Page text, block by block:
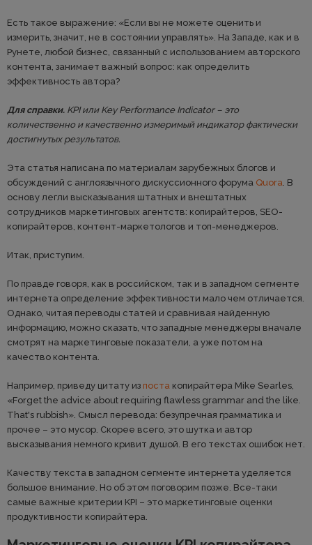
Есть такое выражение: «Если вы не можете оценить и
измерить, значит, не в состоянии управлять». На Западе, как и в
Рунете, любой бизнес, связанный с использованием авторского
контента, занимает важный вопрос: как определить
эффективность автора?
Для справки. KPI или Key Performance Indicator – это
количественно и качественно измеримый индикатор фактически
достигнутых результатов.
Эта статья написана по материалам зарубежных блогов и
обсуждений с англоязычного дискуссионного форума Quora. В
основу легли высказывания штатных и внештатных
сотрудников маркетинговых агентств: копирайтеров, SEO-
копирайтеров, контент-маркетологов и топ-менеджеров.
Итак, приступим.
По правде говоря, как в российском, так и в западном сегменте
интернета определение эффективности мало чем отличается.
Однако, читая переводы статей и сравнивая найденную
информацию, можно сказать, что западные менеджеры вначале
смотрят на маркетинговые показатели, а уже потом на
качество контента.
Например, приведу цитату из поста копирайтера Mike Searles,
«Forget the advice about requiring flawless grammar and the like.
That's rubbish». Смысл перевода: безупречная грамматика и
прочее – это мусор. Скорее всего, это шутка и автор
высказывания немного кривит душой. В его текстах ошибок нет.
Качеству текста в западном сегменте интернета уделяется
большое внимание. Но об этом поговорим позже. Все-таки
самые важные критерии KPI – это маркетинговые оценки
продуктивности копирайтера.